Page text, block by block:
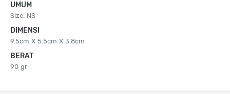
UMUM
Size: NS
DIMENSI
9.5cm X 5.5cm X 3.8cm
BERAT
90 gr